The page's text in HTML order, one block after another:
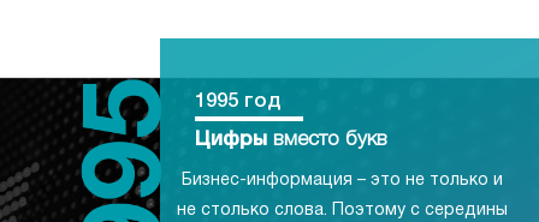
1995 год
Цифры вместо букв
Бизнес-информация – это не только и
не столько слова. Поэтому с середины